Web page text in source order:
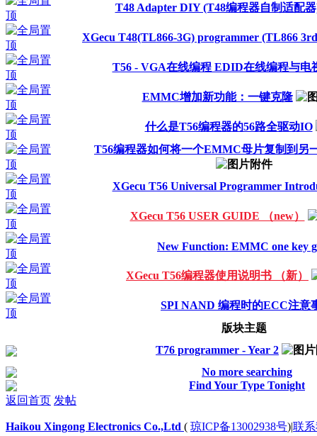
T48 Adapter DIY (T48编程器自制适配
XGecu T48(TL866-3G) programmer (TL866
T56 - VGA在线编程 EDID在线编程与电
EMMC增加新功能：一键克隆
什么是T56编程器的56路全驱动IO
T56编程器如何将一个EMMC母片复制到另
XGecu T56 Universal Programmer
XGecu T56 USER GUIDE （new）
New Function: EMMC one key
XGecu T56编程器使用说明书 （新）
SPI NAND 编程时的ECC注意
版块主题
T76 programmer - Year 2
No more searching
Find Your Type Tonight
返回首页 发帖
Haikou Xingong Electronics Co.,Ltd ( 琼ICP备13002938号)|联